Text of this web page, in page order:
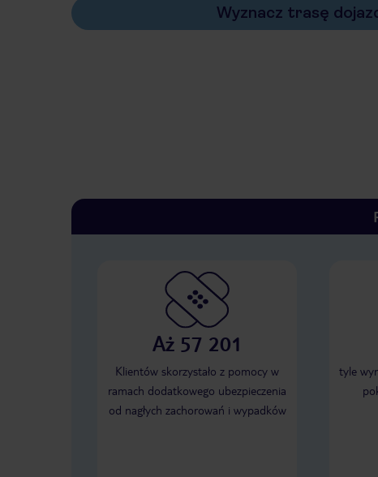
Wyznacz trasę
Aż 57 201
Klientów skorzystało z pomocy w
ramach dodatkowego ubezpieczenia
od nagłych zachorowań i wypadków
tyle